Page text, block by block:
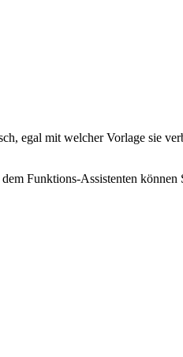
egal mit welcher Vorlage sie
Funktions-Assistenten